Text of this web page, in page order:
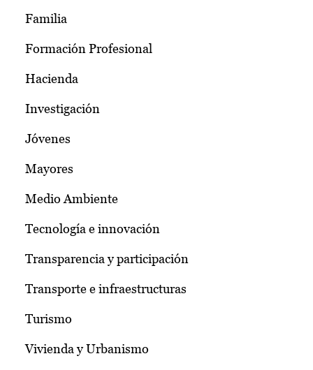
Familia
Formación Profesional
Hacienda
Investigación
Jóvenes
Mayores
Medio Ambiente
Tecnología e innovación
Transparencia y participación
Transporte e infraestructuras
Turismo
Vivienda y Urbanismo